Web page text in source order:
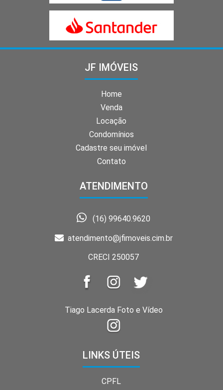
JF IMÓVEIS
Home
Venda
Locação
Condomínios
Cadastre seu imóvel
Contato
ATENDIMENTO
(16) 99640.9620
atendimento@jfimoveis.cim.br
CRECI 250057
Tiago Lacerda Foto e Vídeo
LINKS ÚTEIS
CPFL